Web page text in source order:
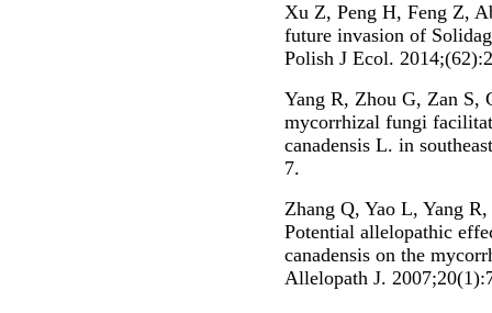
Xu Z, Peng H, Feng Z,
future invasion of
Polish J Ecol.
Yang R, Zhou G, Zan S,
mycorrhizal fungi
canadensis L. in
7.
Zhang Q, Yao L, Yang
Potential allelopathic
canadensis on the
Allelopath J.